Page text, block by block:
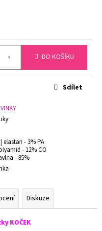
DO KOŠÍKU
elastan - 3% PA
- 12% CO
- 85%
Sdílet
Diskuze
KOČEK